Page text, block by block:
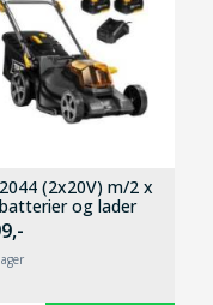
(2x20V) m/2 x
og lader